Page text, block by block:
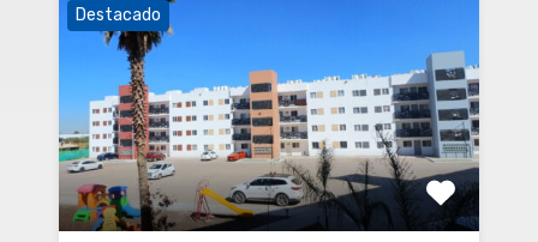
Destacado